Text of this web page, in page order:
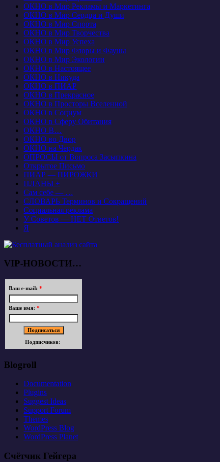
ОКНО в Мир Рекламы и Маркетинга
ОКНО в Мир Сердца и Души
ОКНО в Мир Спорта
ОКНО в Мир Творчества
ОКНО в Мир Успеха
ОКНО в Мир Флоры и Фауны
ОКНО в Мир Экологии
ОКНО в Настоящее
ОКНО в Никуда
ОКНО в ПИАР
ОКНО в Прекрасное
ОКНО в Просторы Вселенной
ОКНО в Социум
ОКНО в Сферу Обитания
ОКНО В…
ОКНО во Двор
ОКНО на Чердак
ОПРОСЫ от Вопроса Засыпкина
Открытое Письмо
ПИАР — ПИРОЖКИ
ПЛАНЫ +
Сам себе — …
СЛОВАРЬ Терминов и Сокращений
Социальная реклама
У Советов — НЕТ Ответов!
Я
VIP-НОВОСТИ…
Ваш e-mail: *
Ваше имя: *
Подписчиков:
Blogroll
Documentation
Plugins
Suggest Ideas
Support Forum
Themes
WordPress Blog
WordPress Planet
Счётчик Гейгера